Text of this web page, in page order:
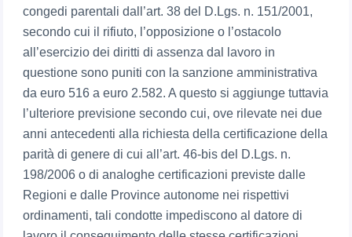
congedi parentali dall’art. 38 del D.Lgs. n. 151/2001,
secondo cui il rifiuto, l’opposizione o l’ostacolo
all’esercizio dei diritti di assenza dal lavoro in
questione sono puniti con la sanzione amministrativa
da euro 516 a euro 2.582. A questo si aggiunge tuttavia
l’ulteriore previsione secondo cui, ove rilevate nei due
anni antecedenti alla richiesta della certificazione della
parità di genere di cui all’art. 46-bis del D.Lgs. n.
198/2006 o di analoghe certificazioni previste dalle
Regioni e dalle Province autonome nei rispettivi
ordinamenti, tali condotte impediscono al datore di